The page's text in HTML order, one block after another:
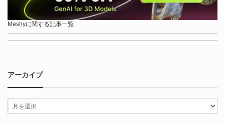
Meshyに関する記事一覧
アーカイブ